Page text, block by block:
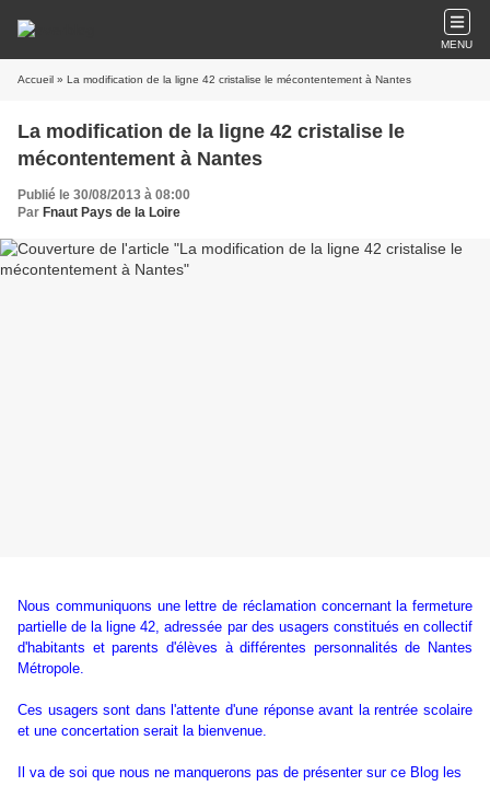
MENU
Accueil » La modification de la ligne 42 cristalise le mécontentement à Nantes
La modification de la ligne 42 cristalise le
mécontentement à Nantes
Publié le 30/08/2013 à 08:00
Par Fnaut Pays de la Loire
Nous communiquons une lettre de réclamation concernant la fermeture
partielle de la ligne 42, adressée par des usagers constitués en collectif
d'habitants et parents d'élèves à différentes personnalités de Nantes
Métropole.
Ces usagers sont dans l'attente d'une réponse avant la rentrée scolaire
et une concertation serait la bienvenue.
Il va de soi que nous ne manquerons pas de présenter sur ce Blog les